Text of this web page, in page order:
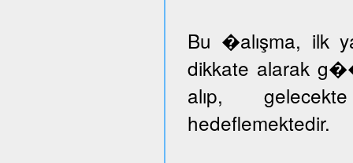
Bu �alışma, ilk
dikkate alarak
alıp,
hedeflemektedir.